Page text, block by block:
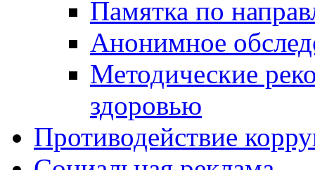
Памятка по
Анонимное
Методические
здоровью
Противодействие